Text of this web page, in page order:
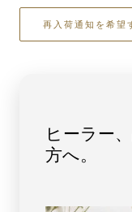
ル
チ
ル
ッ
ト
ル
チ
ル
ッ
再入荷通知を希望
ヒーラー
方へ。